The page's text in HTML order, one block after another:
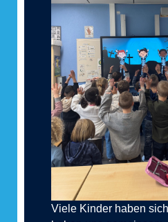
Viele Kinder haben